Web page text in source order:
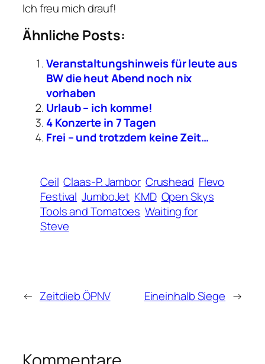
Ich freu mich drauf!
Ähnliche Posts:
Veranstaltungshinweis für leute aus
BW die heut Abend noch nix
vorhaben
Urlaub – ich komme!
4 Konzerte in 7 Tagen
Frei – und trotzdem keine Zeit…
Ceil Claas-P. Jambor Crushead Flevo
Festival JumboJet KMD Open Skys
Tools and Tomatoes Waiting for
Steve
← Zeitdieb ÖPNV Eineinhalb Siege →